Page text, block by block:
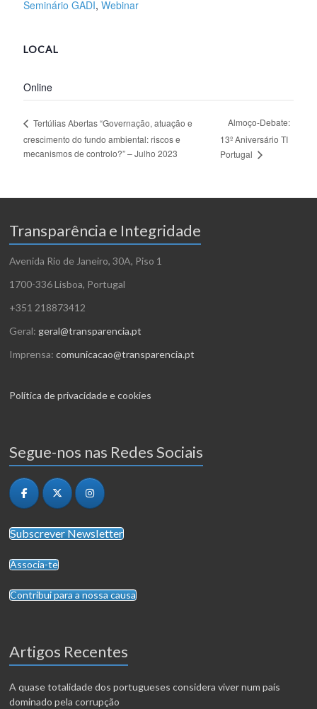
Seminário GADI,Webinar
LOCAL
Online
Tertúlias Abertas “Governação, atuação e
crescimento do fundo ambiental: riscos e
mecanismos de controlo?” – Julho 2023
Almoço-Debate:
13º Aniversário TI
Portugal
Transparência e Integridade
Avenida Rio de Janeiro, 30A, Piso 1
1700-336 Lisboa, Portugal
+351 218873412
Geral: geral@transparencia.pt
Imprensa:comunicacao@transparencia.pt
Política de privacidade e cookies
Segue-nos nas Redes Sociais
Subscrever Newsletter
Associa-te
Contribui para a nossa causa
Artigos Recentes
A quase totalidade dos portugueses considera viver num país
dominado pela corrupção